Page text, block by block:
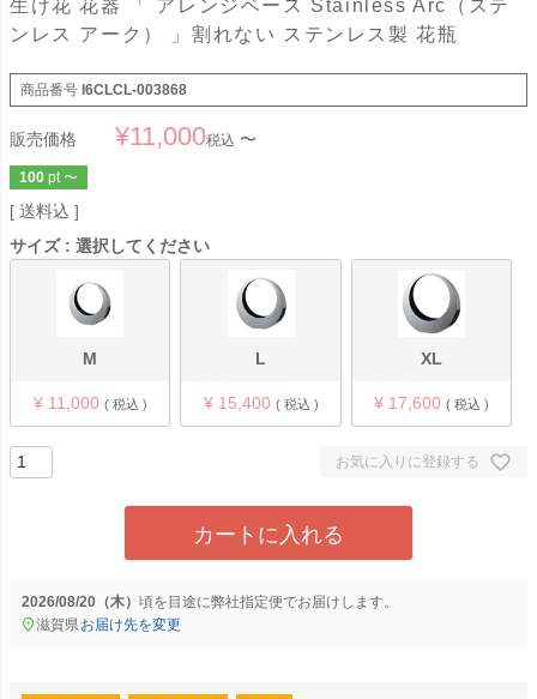
生け花 花器 「 アレンジベース Stainless Arc（ステ
ンレス アーク） 」割れない ステンレス製 花瓶
商品番号 I6CLCL-003868
販売価格 ¥11,000税込 〜
100 pt 〜
送料込
サイズ
選択してください
M
¥ 11,000 税込
L
¥ 15,400 税込
XL
¥ 17,600 税込
お気に入りに登録する
カートに入れる
2026/08/20（木） に弊社指定便でお届けします。
滋賀県お届け先を変更